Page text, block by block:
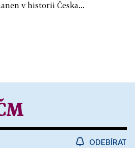
v historii Česka...
ODEBÍRAT